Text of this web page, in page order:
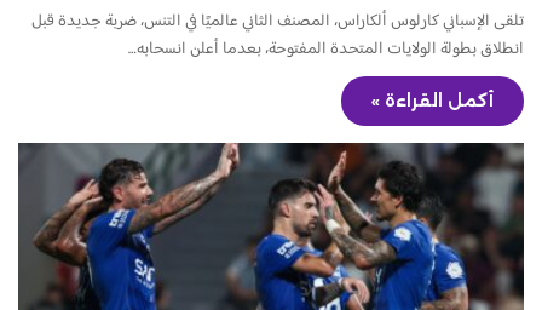
تلقى الإسباني كارلوس ألكاراس، المصنف الثاني عالميًا في التنس، ضربة جديدة قبل
انطلاق بطولة الولايات المتحدة المفتوحة، بعدما أعلن انسحابه…
أكمل القراءة »